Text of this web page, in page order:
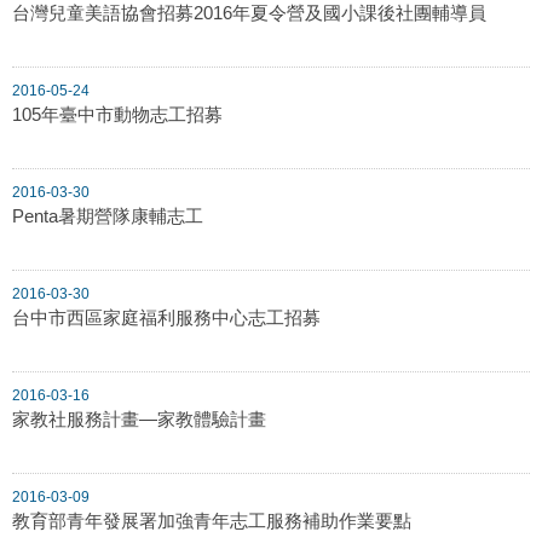
台灣兒童美語協會招募2016年夏令營及國小課後社團輔導員
2016-05-24
105年臺中市動物志工招募
2016-03-30
Penta暑期營隊康輔志工
2016-03-30
台中市西區家庭福利服務中心志工招募
2016-03-16
家教社服務計畫—家教體驗計畫
2016-03-09
教育部青年發展署加強青年志工服務補助作業要點